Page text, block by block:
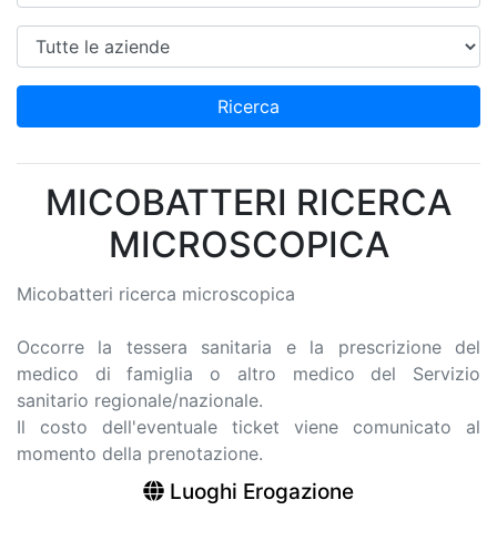
Azienda
Ricerca
MICOBATTERI RICERCA
MICROSCOPICA
Micobatteri ricerca microscopica
Occorre la tessera sanitaria e la prescrizione del
medico di famiglia o altro medico del Servizio
sanitario regionale/nazionale.
Il costo dell'eventuale ticket viene comunicato al
momento della prenotazione.
Luoghi Erogazione